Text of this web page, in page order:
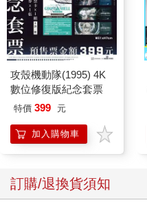
攻殼機動隊(1995) 4K
數位修復版紀念套票
特價 399 元
加入購物車
訂購/退換貨須知